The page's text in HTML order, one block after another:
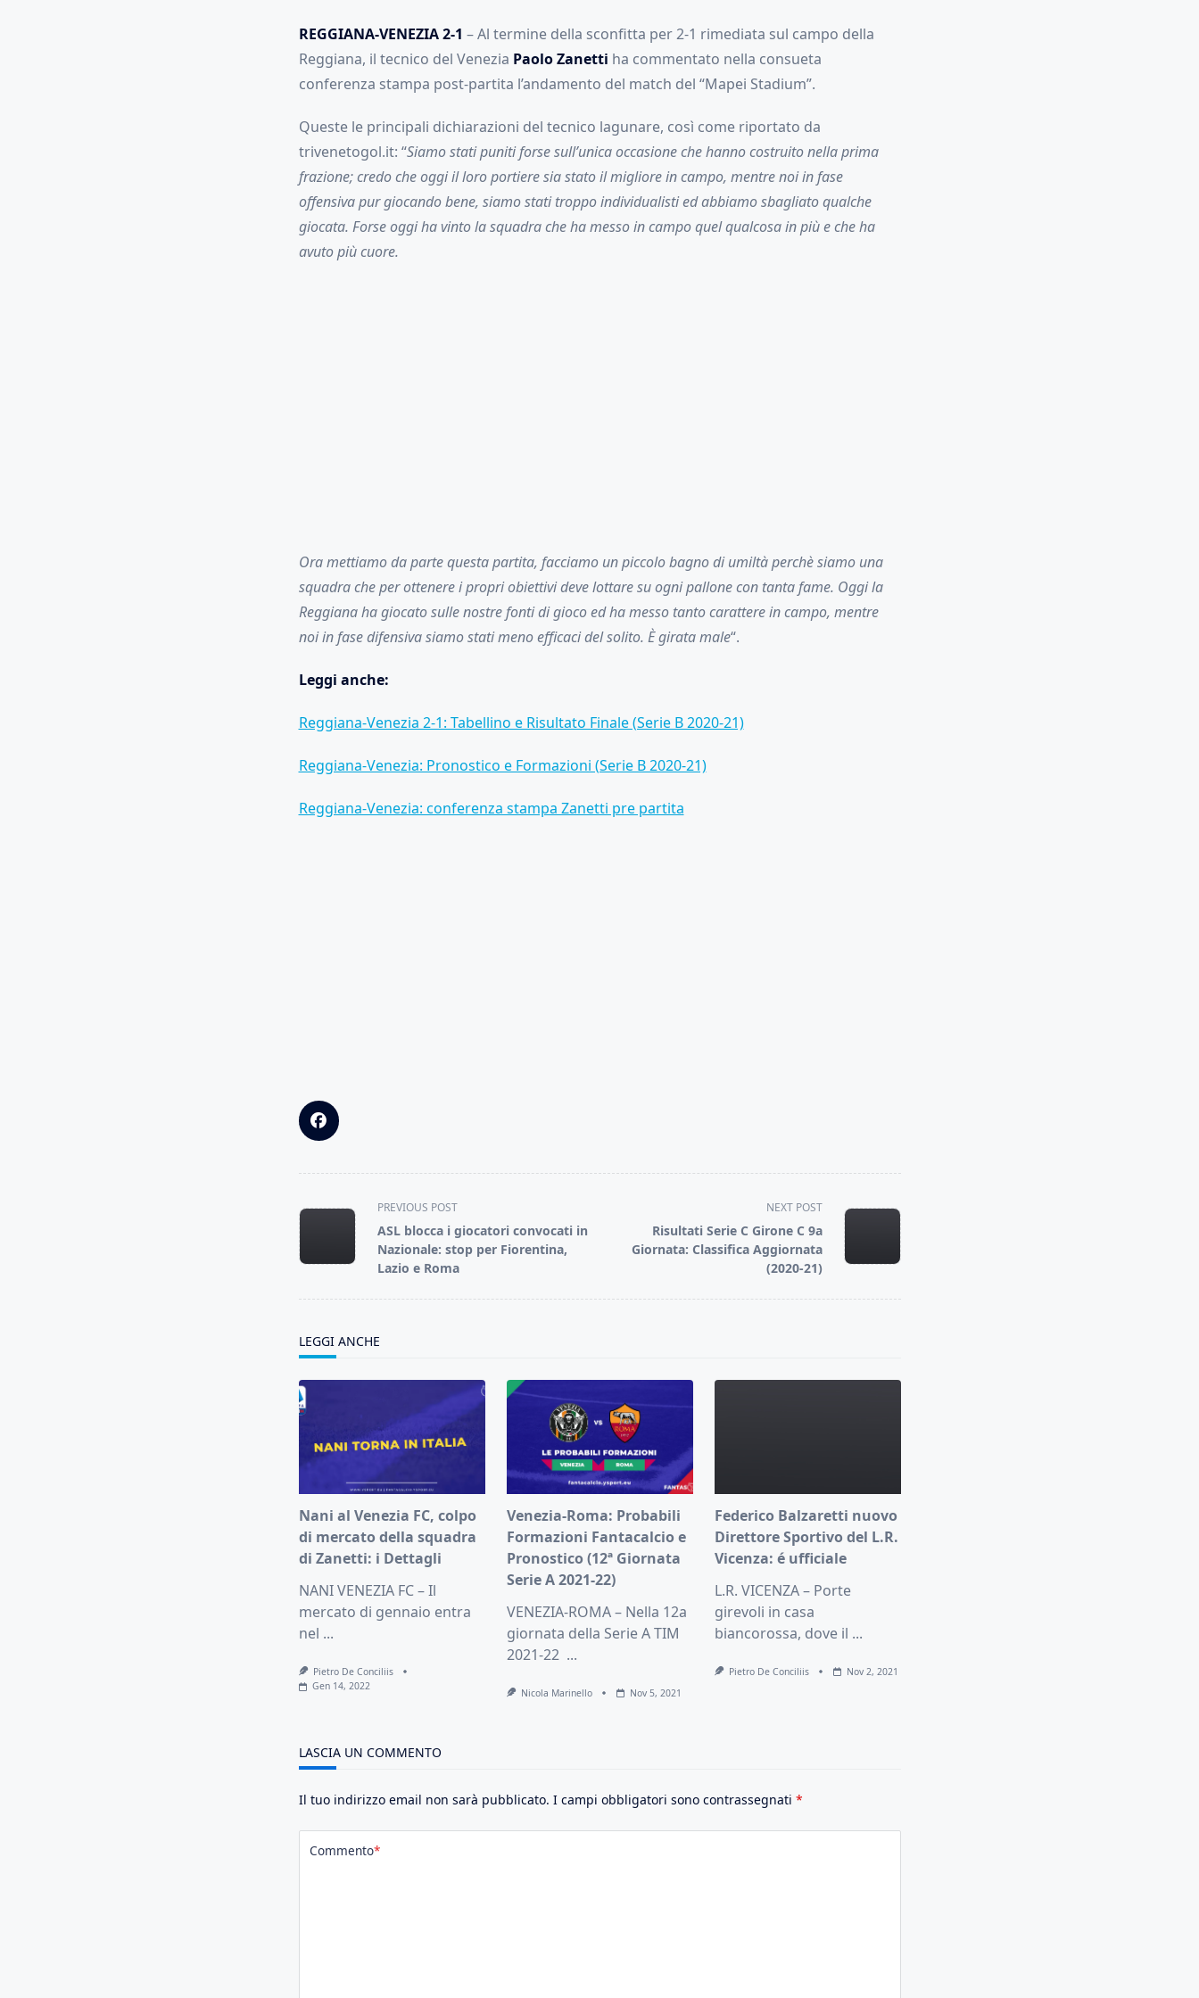
REGGIANA-VENEZIA 2-1 – Al termine della sconfitta per 2-1 rimediata sul campo della
Reggiana, il tecnico del Venezia Paolo Zanetti ha commentato nella consueta
conferenza stampa post-partita l’andamento del match del “Mapei Stadium”.
Queste le principali dichiarazioni del tecnico lagunare, così come riportato da
trivenetogol.it: “Siamo stati puniti forse sull’unica occasione che hanno costruito nella prima
frazione; credo che oggi il loro portiere sia stato il migliore in campo, mentre noi in fase
offensiva pur giocando bene, siamo stati troppo individualisti ed abbiamo sbagliato qualche
giocata. Forse oggi ha vinto la squadra che ha messo in campo quel qualcosa in più e che ha
avuto più cuore.
Ora mettiamo da parte questa partita, facciamo un piccolo bagno di umiltà perchè siamo una
squadra che per ottenere i propri obiettivi deve lottare su ogni pallone con tanta fame. Oggi la
Reggiana ha giocato sulle nostre fonti di gioco ed ha messo tanto carattere in campo, mentre
noi in fase difensiva siamo stati meno efficaci del solito. È girata male“.
Leggi anche:
Reggiana-Venezia 2-1: Tabellino e Risultato Finale (Serie B 2020-21)
Reggiana-Venezia: Pronostico e Formazioni (Serie B 2020-21)
Reggiana-Venezia: conferenza stampa Zanetti pre partita
<span
class="nav-
subtitle
screen-
PREVIOUS POST
ASL blocca i giocatori convocati in
Nazionale: stop per Fiorentina,
Lazio e Roma
NEXT POST
Risultati Serie C Girone C 9a
Giornata: Classifica Aggiornata
(2020-21)
LEGGI ANCHE
Nani al Venezia FC, colpo
di mercato della squadra
di Zanetti: i Dettagli
NANI VENEZIA FC – Il
mercato di gennaio entra
nel ...
Pietro De Conciliis
Gen 14, 2022
Venezia-Roma: Probabili
Formazioni Fantacalcio e
Pronostico (12ª Giornata
Serie A 2021-22)
VENEZIA-ROMA – Nella 12a
giornata della Serie A TIM
2021-22 ...
Nicola Marinello Nov 5, 2021
Federico Balzaretti nuovo
Direttore Sportivo del L.R.
Vicenza: é ufficiale
L.R. VICENZA – Porte
girevoli in casa
biancorossa, dove il ...
Pietro De Conciliis Nov 2, 2021
LASCIA UN COMMENTO
Il tuo indirizzo email non sarà pubblicato. I campi obbligatori sono contrassegnati *
Commento*